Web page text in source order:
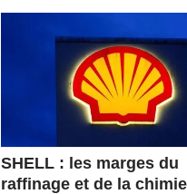
SHELL : les marges du
raffinage et de la